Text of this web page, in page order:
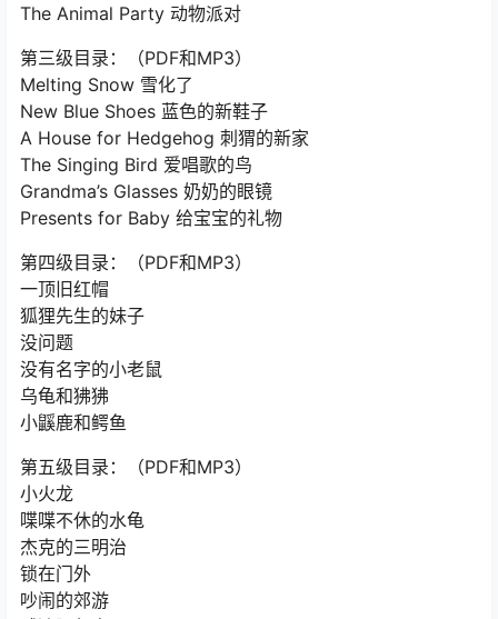
The Animal Party 动物派对
第三级目录：（PDF和MP3）
Melting Snow 雪化了
New Blue Shoes 蓝色的新鞋子
A House for Hedgehog 刺猬的新家
The Singing Bird 爱唱歌的鸟
Grandma’s Glasses 奶奶的眼镜
Presents for Baby 给宝宝的礼物
第四级目录：（PDF和MP3）
一顶旧红帽
狐狸先生的妹子
没问题
没有名字的小老鼠
乌龟和狒狒
小鼷鹿和鳄鱼
第五级目录：（PDF和MP3）
小火龙
喋喋不休的水龟
杰克的三明治
锁在门外
吵闹的郊游